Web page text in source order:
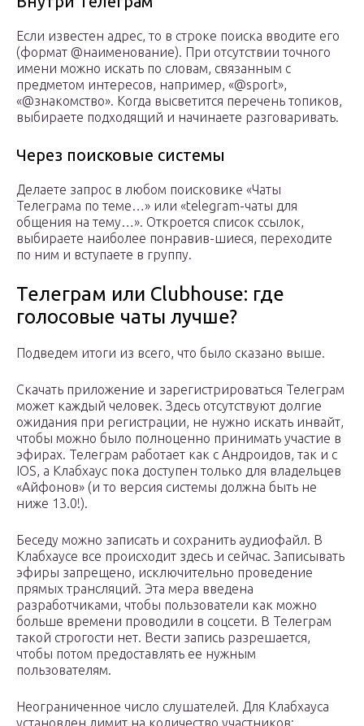
Если известен адрес, то в строке поиска вводите его
(формат @наименование). При отсутствии точного
имени можно искать по словам, связанным с
предметом интересов, например, «@sport»,
«@знакомство». Когда высветится перечень топиков,
выбираете подходящий и начинаете разговаривать.
Через поисковые системы
Делаете запрос в любом поисковике «Чаты
Телеграма по теме…» или «telegram-чаты для
общения на тему…». Откроется список ссылок,
выбираете наиболее понравив-шиеся, переходите
по ним и вступаете в группу.
Телеграм или Clubhouse: где
голосовые чаты лучше?
Подведем итоги из всего, что было сказано выше.
Скачать приложение и зарегистрироваться Телеграм
может каждый человек. Здесь отсутствуют долгие
ожидания при регистрации, не нужно искать инвайт,
чтобы можно было полноценно принимать участие в
эфирах. Телеграм работает как с Андроидов, так и с
IOS, а Клабхаус пока доступен только для владельцев
«Айфонов» (и то версия системы должна быть не
ниже 13.0!).
Беседу можно записать и сохранить аудиофайл. В
Клабхаусе все происходит здесь и сейчас. Записывать
эфиры запрещено, исключительно проведение
прямых трансляций. Эта мера введена
разработчиками, чтобы пользователи как можно
больше времени проводили в соцсети. В Телеграм
такой строгости нет. Вести запись разрешается,
чтобы потом предоставлять ее нужным
пользователям.
Неограниченное число слушателей. Для Клабхауса
установлен лимит на количество участников: